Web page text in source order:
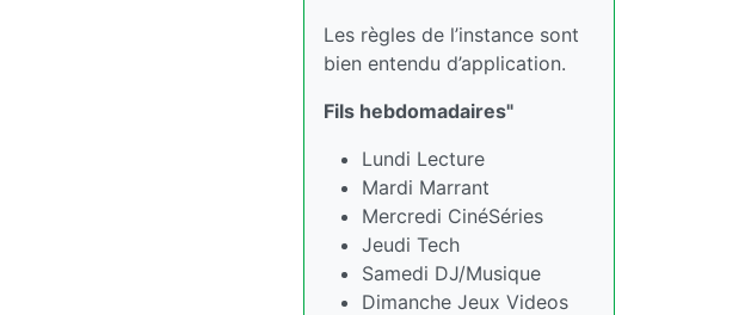
Les règles de l’instance sont
bien entendu d’application.
Fils hebdomadaires"
Lundi Lecture
Mardi Marrant
Mercredi CinéSéries
Jeudi Tech
Samedi DJ/Musique
Dimanche Jeux Videos